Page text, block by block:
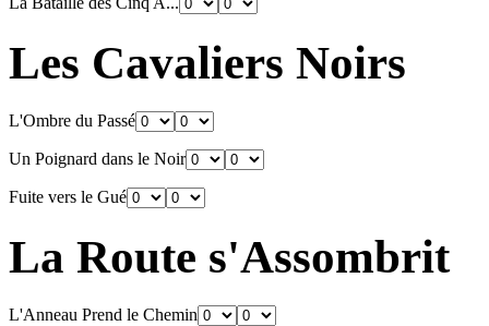
Les Cavaliers Noirs
L'Ombre du Passé
Un Poignard dans le Noir
Fuite vers le Gué
La Route s'Assombrit
L'Anneau Prend le Chemin